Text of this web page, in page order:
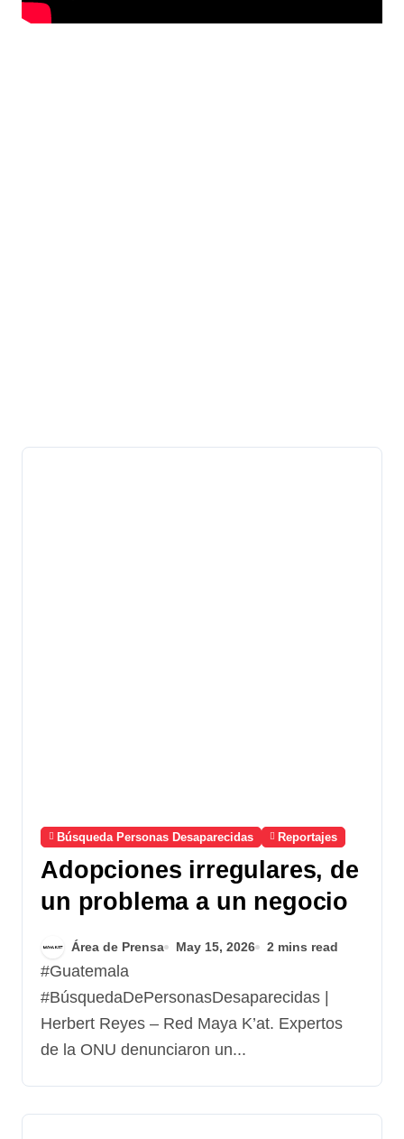
Búsqueda Personas Desaparecidas Reportajes
Adopciones irregulares, de
un problema a un negocio
Área de Prensa May 15, 2026 2 mins read
#Guatemala
#BúsquedaDePersonasDesaparecidas |
Herbert Reyes – Red Maya K’at. Expertos
de la ONU denunciaron un...